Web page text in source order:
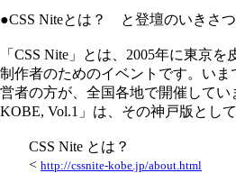
●CSS Niteとは？ と登壇のいきさつ
「CSS Nite」とは、2005年に東京
制作者のためのイベントです。い
営者の方が、全国各地で開催してい
KOBE, Vol.1」は、その神戸版とし
CSS Nite とは？
< http://cssnite-kobe.jp/about.html